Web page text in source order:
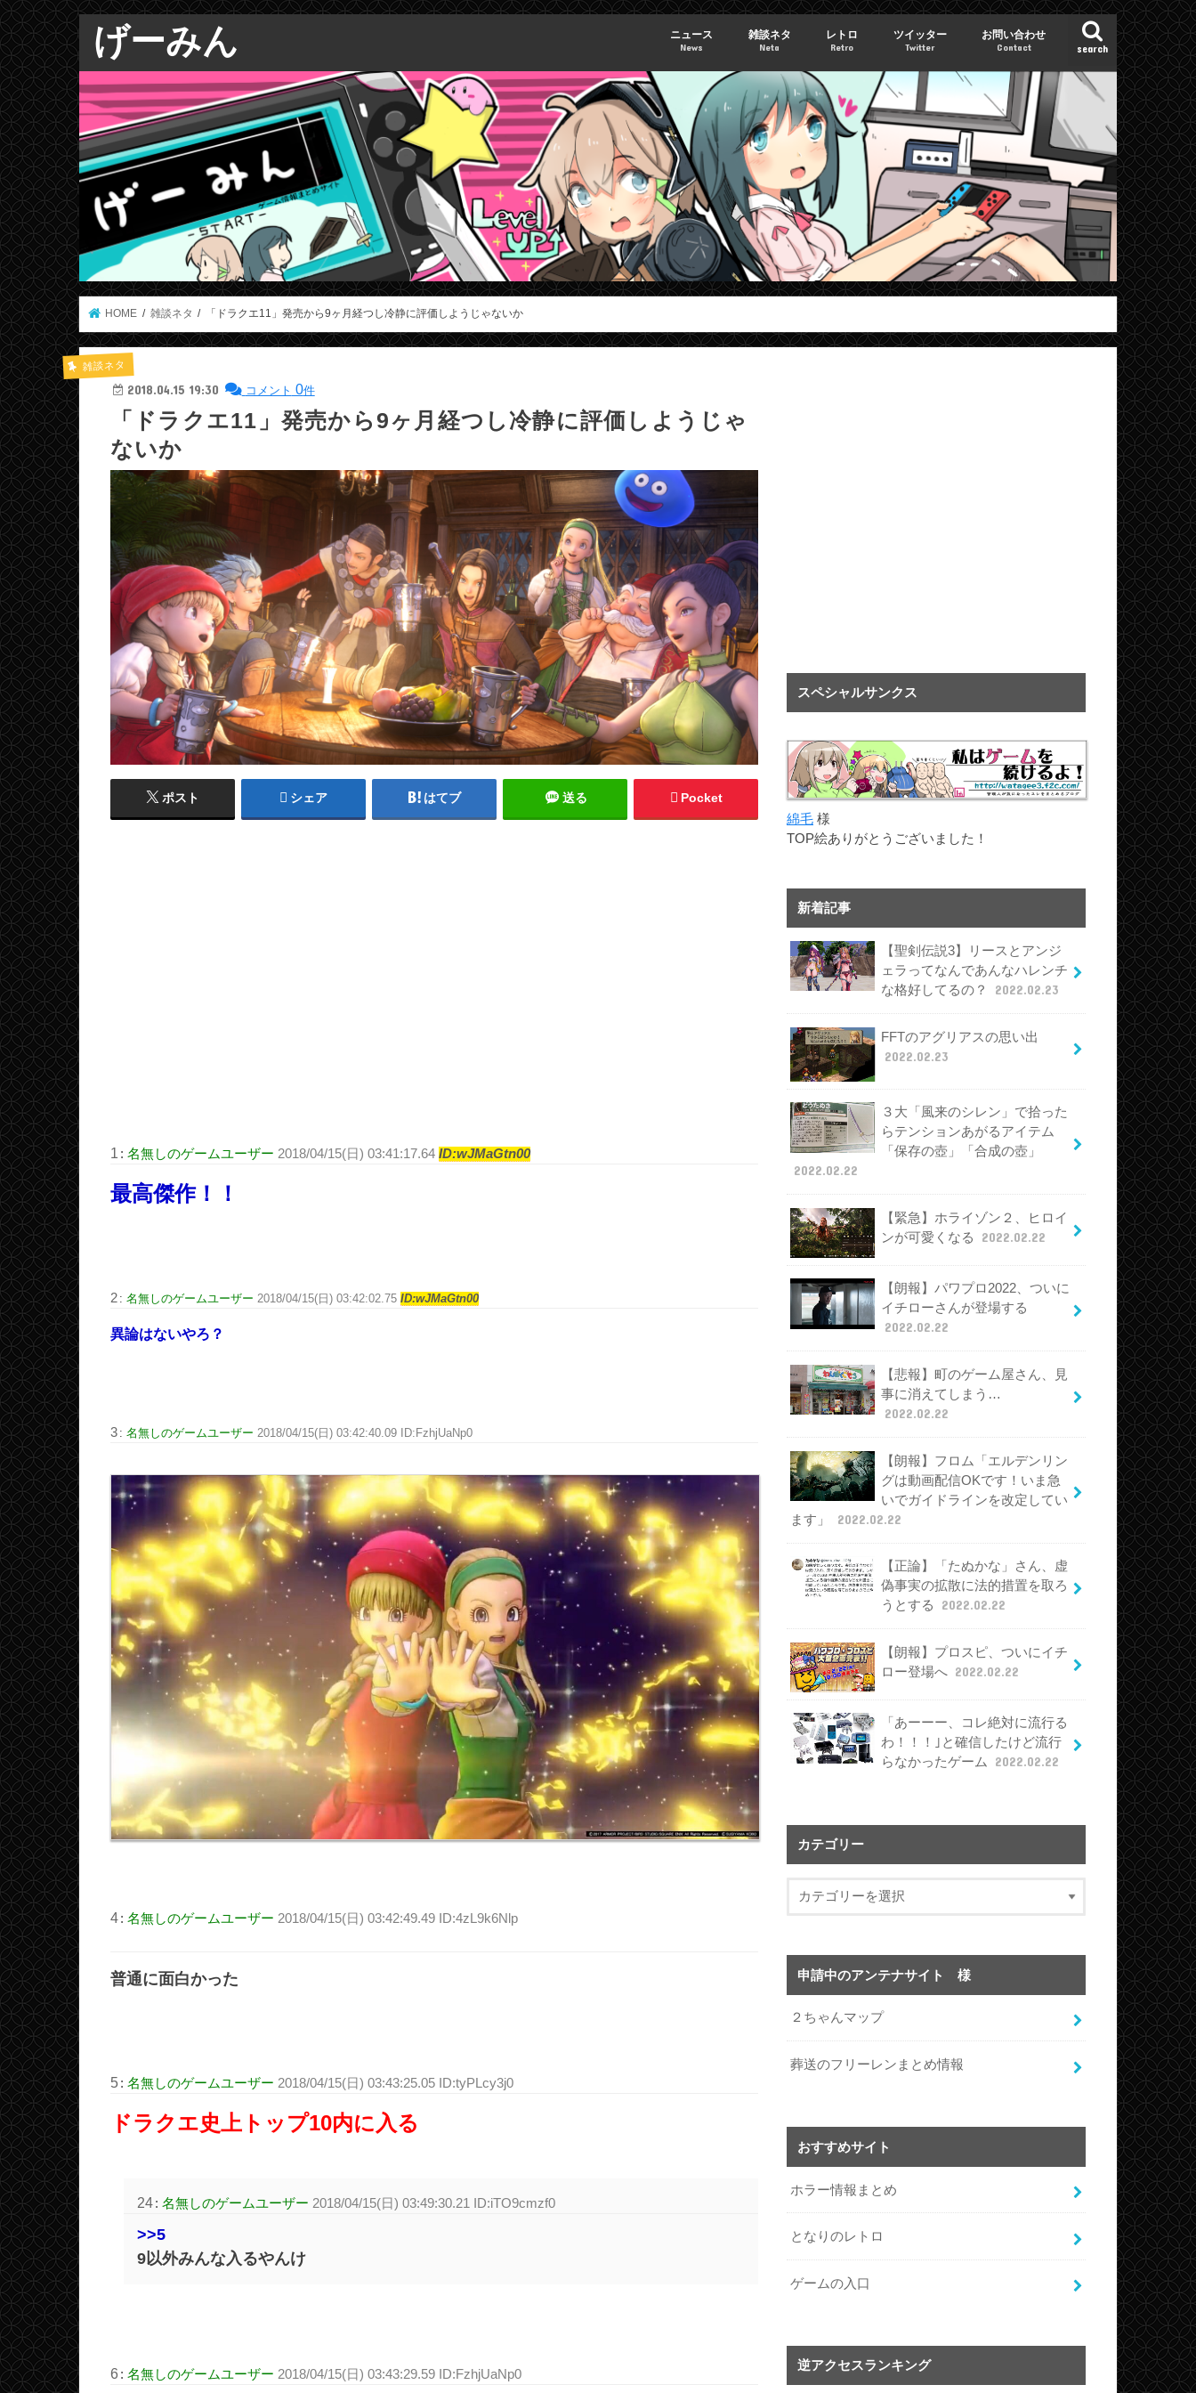
げーみん search
ニュース
News
雑談ネタ
Neta
レトロ
Retro
ツイッター
Twitter
お問い合わせ
Contact
HOME 雑談ネタ 「ドラクエ11」発売から9ヶ月経つし冷静に評価しようじゃないか
雑談ネタ
2018.04.15 19:30 コメント 0件
「ドラクエ11」発売から9ヶ月経つし冷静に評価しようじゃ
ないか
ポスト シェア はてブ 送る Pocket
1 : 名無しのゲームユーザー 2018/04/15(日) 03:41:17.64 ID:wJMaGtn00
最高傑作！！
2 : 名無しのゲームユーザー 2018/04/15(日) 03:42:02.75 ID:wJMaGtn00
異論はないやろ？
3 : 名無しのゲームユーザー 2018/04/15(日) 03:42:40.09 ID:FzhjUaNp0
4: 名無しのゲームユーザー 2018/04/15(日) 03:42:49.49 ID:4zL9k6Nlp
普通に面白かった
5: 名無しのゲームユーザー 2018/04/15(日) 03:43:25.05 ID:tyPLcy3j0
ドラクエ史上トップ10内に入る
24: 名無しのゲームユーザー 2018/04/15(日) 03:49:30.21 ID:iTO9cmzf0
>>5
9以外みんな入るやんけ
6 : 名無しのゲームユーザー 2018/04/15(日) 03:43:29.59 ID:FzhjUaNp0
スペシャルサンクス
綿毛 様
TOP絵ありがとうございました！
新着記事
【聖剣伝説3】リースとアンジ
ェラってなんであんなハレンチ
な格好してるの？
2022.02.23
FFTのアグリアスの思い出
2022.02.23
３大「風来のシレン」で拾った
らテンションあがるアイテム
「保存の壺」「合成の壺」
2022.02.22
【緊急】ホライゾン２、ヒロイ
ンが可愛くなる
2022.02.22
【朗報】パワプロ2022、ついに
イチローさんが登場する
2022.02.22
【悲報】町のゲーム屋さん、見
事に消えてしまう…
2022.02.22
【朗報】フロム「エルデンリン
グは動画配信OKです！いま急
いでガイドラインを改定してい
ます」
2022.02.22
【正論】「たぬかな」さん、虚
偽事実の拡散に法的措置を取ろ
うとする
2022.02.22
【朗報】プロスピ、ついにイチ
ロー登場へ 2022.02.22
「あーーー、コレ絶対に流行る
わ！！！｣と確信したけど流行
らなかったゲーム
2022.02.22
カテゴリー
申請中のアンテナサイト 様
２ちゃんマップ
葬送のフリーレンまとめ情報
おすすめサイト
ホラー情報まとめ
となりのレトロ
ゲームの入口
逆アクセスランキング